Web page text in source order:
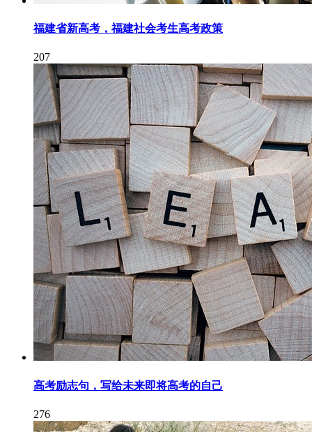
福建省新高考，福建社会考生高考政策
207
高考励志句，写给未来即将高考的自己
276